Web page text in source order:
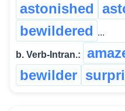
astonished
bewildered ...
b. Verb-Intran.:
bewilder